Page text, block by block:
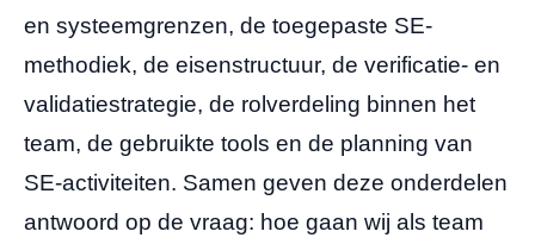
en systeemgrenzen, de toegepaste SE-
methodiek, de eisenstructuur, de verificatie- en
validatiestrategie, de rolverdeling binnen het
team, de gebruikte tools en de planning van
SE-activiteiten. Samen geven deze onderdelen
antwoord op de vraag: hoe gaan wij als team